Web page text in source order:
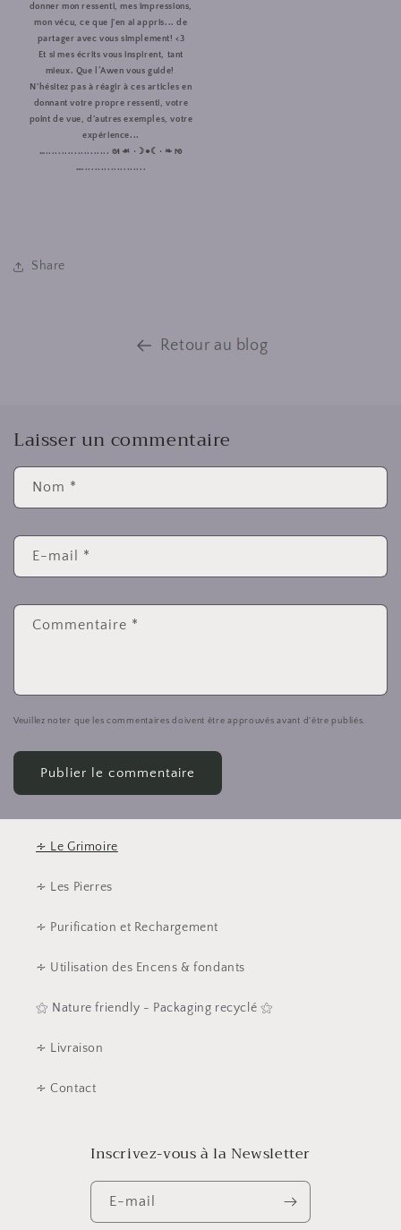
donner mon ressenti, mes impressions,
mon vécu, ce que j'en ai appris... de
partager avec vous simplement! <3
Et si mes écrits vous inspirent, tant
mieux. Que l’Awen vous guide!
N'hésitez pas à réagir à ces articles en
donnant votre propre ressenti, votre
point de vue, d'autres exemples, votre
expérience...
….................... ᘛ ☙ •☽●☾• ❧ ᘚ
…....................
Share
Retour au blog
Laisser un commentaire
Nom *
E-mail *
Commentaire *
Veuillez noter que les commentaires doivent être approuvés avant d'être publiés.
∻ Le Grimoire
∻ Les Pierres
∻ Purification et Rechargement
∻ Utilisation des Encens & fondants
⚝ Nature friendly - Packaging recyclé ⚝
∻ Livraison
∻ Contact
Inscrivez-vous à la Newsletter
E-mail